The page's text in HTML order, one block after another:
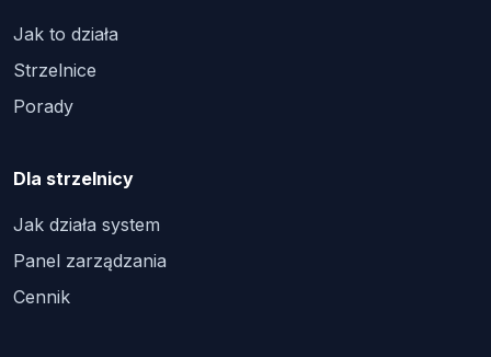
Jak to działa
Strzelnice
Porady
Dla strzelnicy
Jak działa system
Panel zarządzania
Cennik